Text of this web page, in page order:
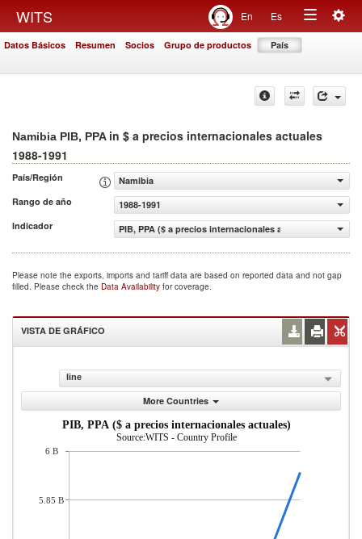
WITS En Es
Toggle
Datos Básicos Resumen Socios Grupo de productos País
Namibia PIB, PPA in $ a precios internacionales actuales
1988-1991
País/Región
Namibia
Rango de año
1988-1991
Indicador
PIB, PPA ($ a precios internacionales actuales)
Please note the exports, imports and tariff data are based on reported data and not gap
filled. Please check the Data Availability for coverage.
VISTA DE GRÁFICO
line
More Countries
PIB, PPA ($ a precios internacionales actuales)
Source:WITS - Country Profile
6 B
5.85 B